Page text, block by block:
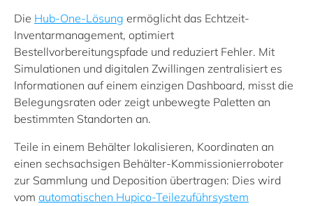
Die Hub-One-Lösung ermöglicht das Echtzeit-
Inventarmanagement, optimiert
Bestellvorbereitungspfade und reduziert Fehler. Mit
Simulationen und digitalen Zwillingen zentralisiert es
Informationen auf einem einzigen Dashboard, misst die
Belegungsraten oder zeigt unbewegte Paletten an
bestimmten Standorten an.
Teile in einem Behälter lokalisieren, Koordinaten an
einen sechsachsigen Behälter-Kommissionierroboter
zur Sammlung und Deposition übertragen: Dies wird
vom automatischen Hupico-Teilezuführsystem